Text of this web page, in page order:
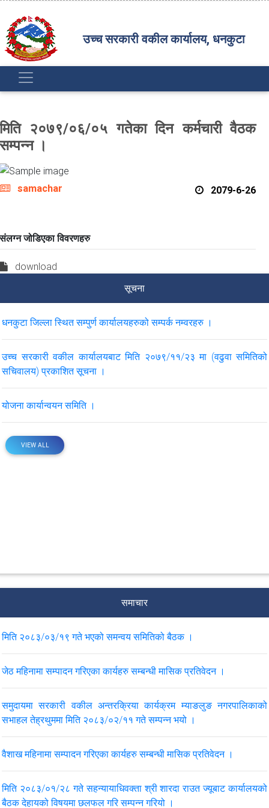
उच्च सरकारी वकील कार्यालय, धनकुटा
मिति २०७९/०६/०५ गतेका दिन कर्मचारी वैठक
सम्पन्न ।
samachar 2079-6-26
संलग्न जोडिएका विवरणहरु
download
सूचना
धनकुटा जिल्ला स्थित सम्पुर्ण कार्यालयहरुको सम्पर्क नम्वरहरु ।
उच्च सरकारी वकील कार्यालयबाट मिति २०७९/११/२३ मा (वढुवा समितिको
सचिवालय) प्रकाशित सूचना ।
योजना कार्यान्वयन समिति ।
VIEW ALL
समाचार
मिति २०८३/०३/१९ गते भएको समन्वय समितिको बैठक ।
जेठ महिनामा सम्पादन गरिएका कार्यहरु सम्बन्धी मासिक प्रतिवेदन ।
समुदायमा सरकारी वकील अन्तरक्रिया कार्यक्रम म्याङलुङ नगरपालिकाको
सभाहल तेह्रथुममा मिति २०८३/०२/११ गते सम्पन्न भयो ।
वैशाख महिनामा सम्पादन गरिएका कार्यहरु सम्बन्धी मासिक प्रतिवेदन ।
मिति २०८३/०१/२८ गते सहन्यायाधिवक्ता श्री शारदा राउत ज्यूबाट कार्यालयको
बैठक देहायको विषयमा छलफल गरि सम्पन्न गरियो ।